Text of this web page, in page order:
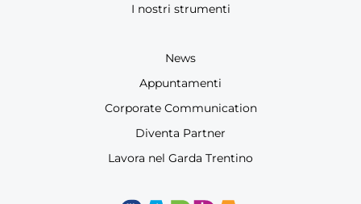
I nostri strumenti
News
Appuntamenti
Corporate Communication
Diventa Partner
Lavora nel Garda Trentino